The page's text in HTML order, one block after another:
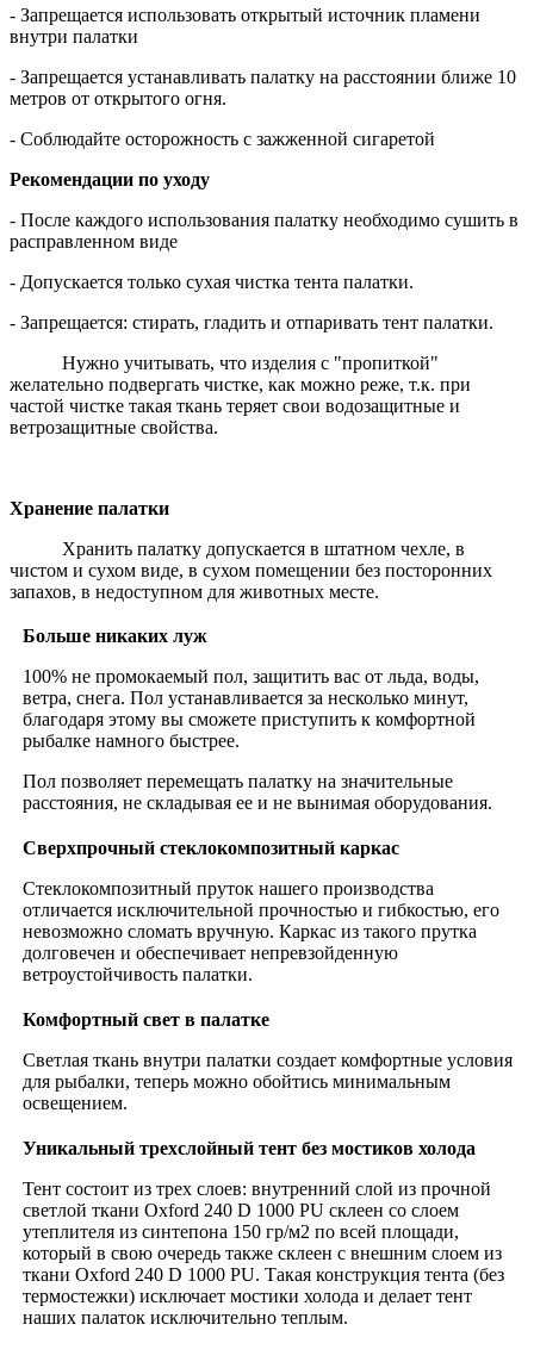
- Запрещается использовать открытый источник пламени
внутри палатки
- Запрещается устанавливать палатку на расстоянии ближе 10
метров от открытого огня.
- Соблюдайте осторожность с зажженной сигаретой
Рекомендации по уходу
- После каждого использования палатку необходимо сушить в
расправленном виде
- Допускается только сухая чистка тента палатки.
- Запрещается: стирать, гладить и отпаривать тент палатки.
Нужно учитывать, что изделия с "пропиткой"
желательно подвергать чистке, как можно реже, т.к. при
частой чистке такая ткань теряет свои водозащитные и
ветрозащитные свойства.
Хранение палатки
Хранить палатку допускается в штатном чехле, в
чистом и сухом виде, в сухом помещении без посторонних
запахов, в недоступном для животных месте.
Больше никаких луж
100% не промокаемый пол, защитить вас от льда, воды,
ветра, снега. Пол устанавливается за несколько минут,
благодаря этому вы сможете приступить к комфортной
рыбалке намного быстрее.
Пол позволяет перемещать палатку на значительные
расстояния, не складывая ее и не вынимая оборудования.
Сверхпрочный стеклокомпозитный каркас
Стеклокомпозитный пруток нашего производства
отличается исключительной прочностью и гибкостью, его
невозможно сломать вручную. Каркас из такого прутка
долговечен и обеспечивает непревзойденную
ветроустойчивость палатки.
Комфортный свет в палатке
Светлая ткань внутри палатки создает комфортные условия
для рыбалки, теперь можно обойтись минимальным
освещением.
Уникальный трехслойный тент без мостиков холода
Тент состоит из трех слоев: внутренний слой из прочной
светлой ткани Oxford 240 D 1000 PU склеен со слоем
утеплителя из синтепона 150 гр/м2 по всей площади,
который в свою очередь также склеен с внешним слоем из
ткани Oxford 240 D 1000 PU. Такая конструкция тента (без
термостежки) исключает мостики холода и делает тент
наших палаток исключительно теплым.